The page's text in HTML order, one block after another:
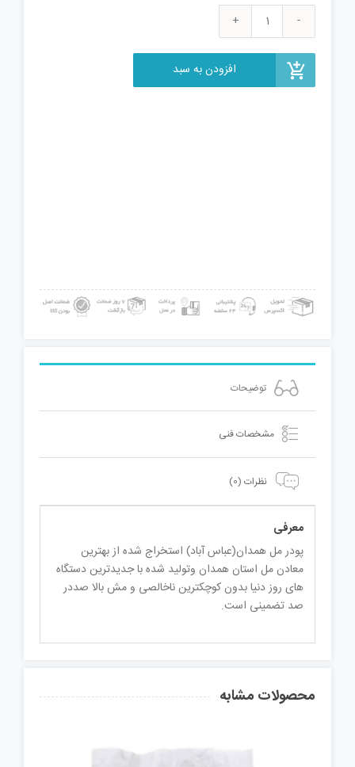
پودر
TRZ
افزودن به سبد
توضیحات
مشخصات فنی
نظرات (0)
معرفی
پودر مل همدان(عباس آباد) استخراج شده از بهترین
معادن مل استان همدان وتولید شده با جدیدترین دستگاه
های روز دنیا بدون کوچکترین ناخالصی و مش بالا صددر
صد تضمینی است.
محصولات مشابه